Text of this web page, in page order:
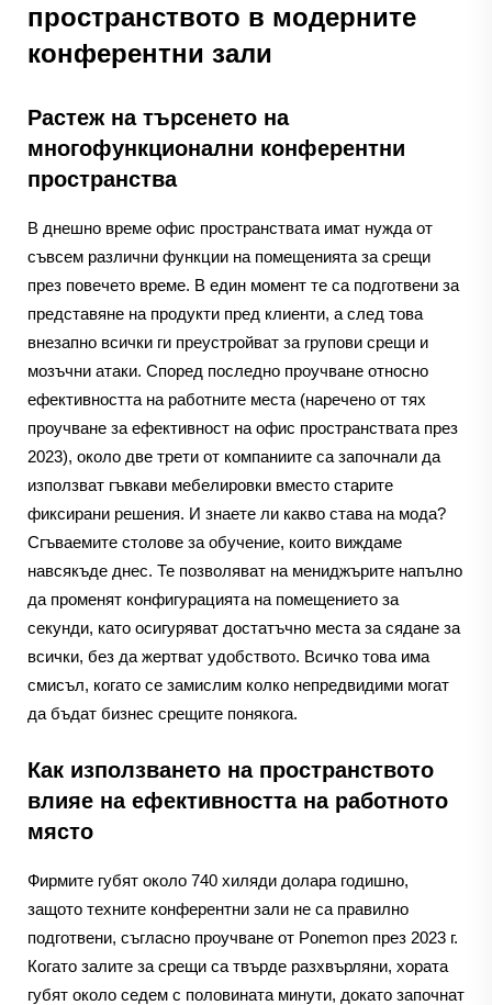
пространството в модерните
конферентни зали
Растеж на търсенето на
многофункционални конферентни
пространства
В днешно време офис пространствата имат нужда от
съвсем различни функции на помещенията за срещи
през повечето време. В един момент те са подготвени за
представяне на продукти пред клиенти, а след това
внезапно всички ги преустройват за групови срещи и
мозъчни атаки. Според последно проучване относно
ефективността на работните места (наречено от тях
проучване за ефективност на офис пространствата през
2023), около две трети от компаниите са започнали да
използват гъвкави мебелировки вместо старите
фиксирани решения. И знаете ли какво става на мода?
Сгъваемите столове за обучение, които виждаме
навсякъде днес. Те позволяват на мениджърите напълно
да променят конфигурацията на помещението за
секунди, като осигуряват достатъчно места за сядане за
всички, без да жертват удобството. Всичко това има
смисъл, когато се замислим колко непредвидими могат
да бъдат бизнес срещите понякога.
Как използването на пространството
влияе на ефективността на работното
място
Фирмите губят около 740 хиляди долара годишно,
защото техните конферентни зали не са правилно
подготвени, съгласно проучване от Ponemon през 2023 г.
Когато залите за срещи са твърде разхвърляни, хората
губят около седем с половината минути, докато започнат